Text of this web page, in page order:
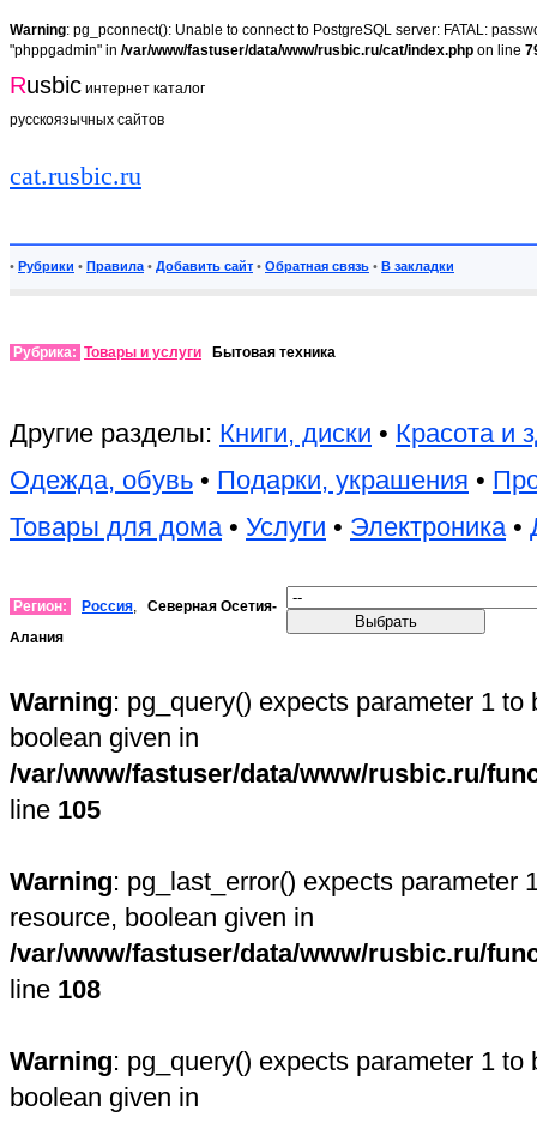
Warning: pg_pconnect(): Unable to connect to PostgreSQL server: FATAL:
"phppgadmin" in /var/www/fastuser/data/www/rusbic.ru/cat/index.php on line
Rusbic интернет каталог
русскоязычных сайтов
cat.rusbic.ru
• Рубрики • Правила • Добавить сайт • Обратная связь • В закладки
Рубрика: Товары и услуги Бытовая техника
Другие разделы: Книги, диски • Красота и
Одежда, обувь • Подарки, украшения •
Товары для дома• Услуги • Электроника•
Регион: Россия, Северная Осетия-
Алания
Warning: pg_query() expects parameter 1 to
boolean given in
/var/www/fastuser/data/www/rusbic.ru/
line 105
Warning: pg_last_error() expects parameter
resource, boolean given in
/var/www/fastuser/data/www/rusbic.ru/
line 108
Warning: pg_query() expects parameter 1 to
boolean given in